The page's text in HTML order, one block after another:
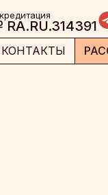
КОНТАКТЫ